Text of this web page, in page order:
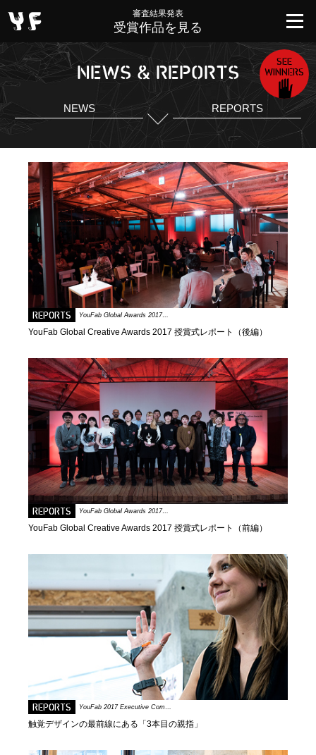
審査結果発表
受賞作品を見る
SEE
WINNERS
NEWS & REPORTS
NEWS REPORTS
REPORTS YouFab Global Awards 2017…
YouFab Global Creative Awards 2017 授賞式レポート（後編）
REPORTS YouFab Global Awards 2017…
YouFab Global Creative Awards 2017 授賞式レポート（前編）
REPORTS YouFab 2017 Executive Com…
触覚デザインの最前線にある「3本目の親指」